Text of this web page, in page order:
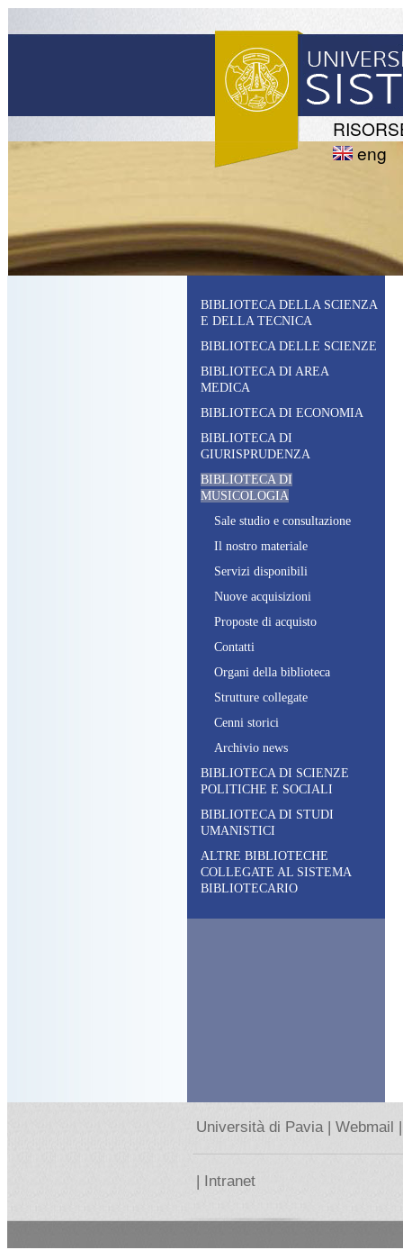
eng
BIBLIOTECA DELLA SCIENZA
E DELLA TECNICA
BIBLIOTECA DELLE SCIENZE
BIBLIOTECA DI AREA
MEDICA
BIBLIOTECA DI ECONOMIA
BIBLIOTECA DI
GIURISPRUDENZA
BIBLIOTECA DI
MUSICOLOGIA
Sale studio e consultazione
Il nostro materiale
Servizi disponibili
Nuove acquisizioni
Proposte di acquisto
Contatti
Organi della biblioteca
Strutture collegate
Cenni storici
Archivio news
BIBLIOTECA DI SCIENZE
POLITICHE E SOCIALI
BIBLIOTECA DI STUDI
UMANISTICI
ALTRE BIBLIOTECHE
COLLEGATE AL SISTEMA
BIBLIOTECARIO
Università di Pavia | Webmail |
| Intranet